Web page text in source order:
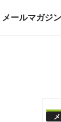
メールマガジ